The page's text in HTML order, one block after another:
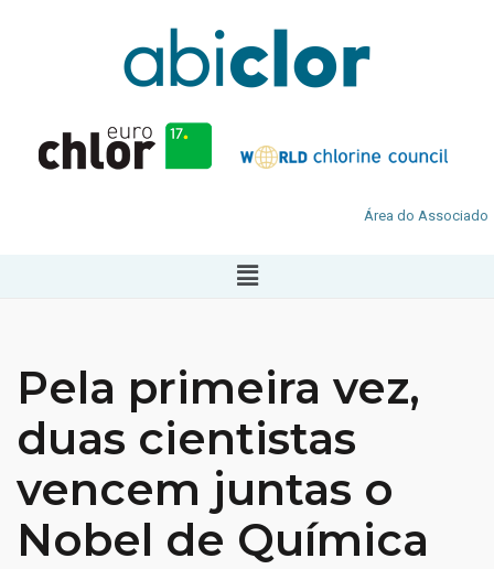
Área do Associado
Pela primeira vez,
duas cientistas
vencem juntas o
Nobel de Química